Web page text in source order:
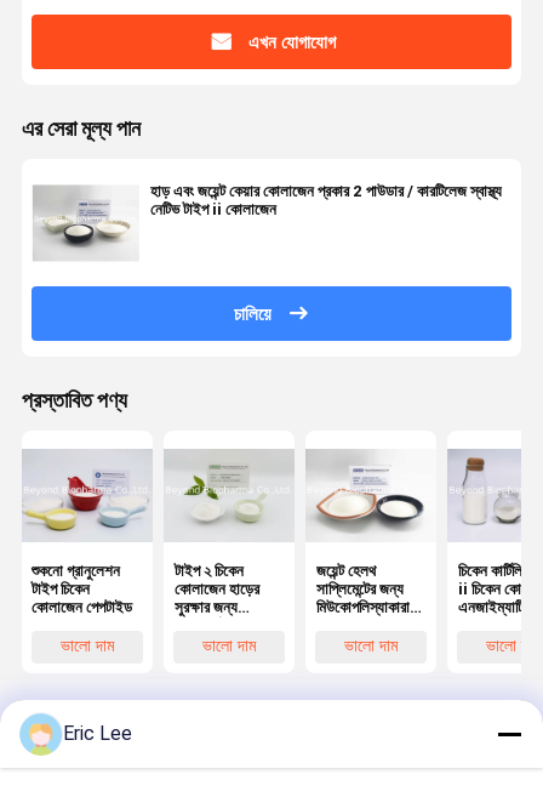
এখন যোগাযোগ
এর সেরা মূল্য পান
হাড় এবং জয়েন্ট কেয়ার কোলাজেন প্রকার 2 পাউডার / কারটিলেজ স্বাস্থ্য
নেটিভ টাইপ ii কোলাজেন
চালিয়ে
প্রস্তাবিত পণ্য
শুকনো গ্রানুলেশন
টাইপ চিকেন
কোলাজেন পেপটাইড
ভালো দাম
টাইপ ২ চিকেন
কোলাজেন হাড়ের
সুরক্ষার জন্য
ভালো দাম
জয়েন্ট হেলথ
সাপ্লিমেন্টের জন্য
মিউকোপলিস্যাকারাইড
টাইপ iiভালো দাম
চিকেন কার্টিলিজ
ii চিকেন
এনজাইম্যাটিক
প্রক্রিয়া দ্বারা
ভালো দাম
Eric Lee